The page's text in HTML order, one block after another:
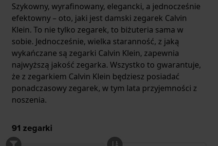
Szykowny, wyrafinowany, elegancki, a jednocześnie
efektowny – oto, jaki jest damski zegarek Calvin
Klein. To nie tylko zegarek, to biżuteria sama w
sobie. Jednocześnie, wielka staranność, z jaką
wykańczane są zegarki Calvin Klein, zapewnia
najwyższą jakość zegarka. Wszystko to gwarantuje,
że z zegarkiem Calvin Klein będziesz posiadać
ponadczasowy zegarek, w tym lata przyjemności z
noszenia.
91 zegarki